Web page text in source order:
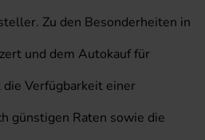
Zu den Besonderheiten in
und dem Autokauf für
die Verfügbarkeit einer
günstigen Raten sowie die